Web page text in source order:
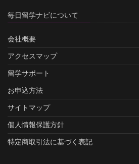
毎日留学ナビについて
会社概要
アクセスマップ
留学サポート
お申込方法
サイトマップ
個人情報保護方針
特定商取引法に基づく表記